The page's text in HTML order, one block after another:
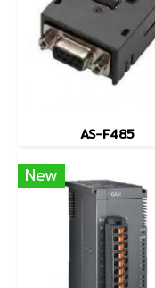
AS-F485
New